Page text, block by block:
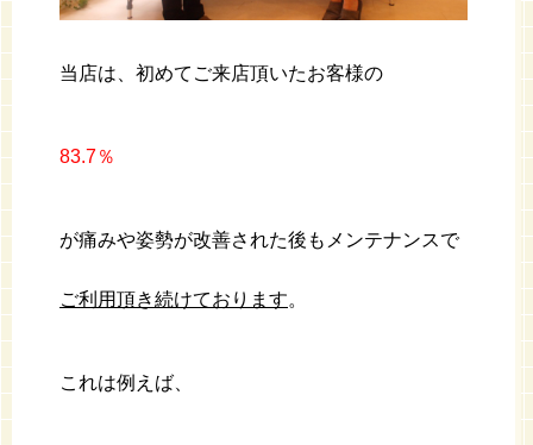
当店は、初めてご来店頂いたお客様の
83.7％
が痛みや姿勢が改善された後もメンテナンスで
ご利用頂き続けております。
これは例えば、